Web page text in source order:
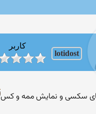
lotidost
کاربر
سکسی و نمایش ممه و کس